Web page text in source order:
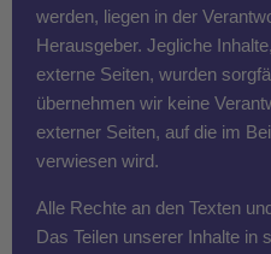
werden, liegen in der
Herausgeber. Jegliche
externe Seiten, wurden
übernehmen wir keine
externer Seiten, auf die im
verwiesen wird.
Alle Rechte an den Texten
Das Teilen unserer Inhalte in